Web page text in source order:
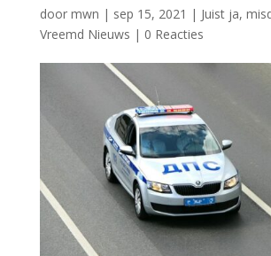
door mwn | sep 15, 2021 | Juist ja,
Vreemd Nieuws | 0 Reacties